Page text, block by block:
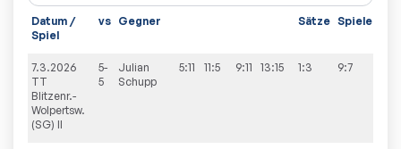
Datum /
Spiel
vs Gegner Sätze Spiele
7.3.2026
TT
Blitzenr.-
Wolpertsw.
(SG) II
5-
5
Julian
Schupp
5:11 11:5 9:11 13:15 1:3 9:7